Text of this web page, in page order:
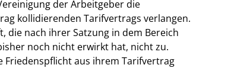
der Arbeitgeber die
kollidierenden Tarifvertrags verlangen.
die nach ihrer Satzung in dem Bereich
noch nicht erwirkt hat, nicht zu.
Friedenspflicht aus ihrem Tarifvertrag